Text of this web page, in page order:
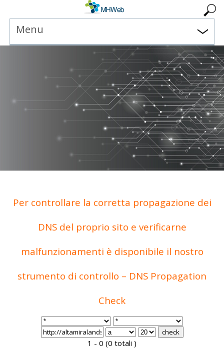
Menu
Per controllare la corretta propagazione dei
DNS del proprio sito e verificarne
malfunzionamenti è disponibile il nostro
strumento di controllo – DNS Propagation
Check
1 - 0 (0 totali )